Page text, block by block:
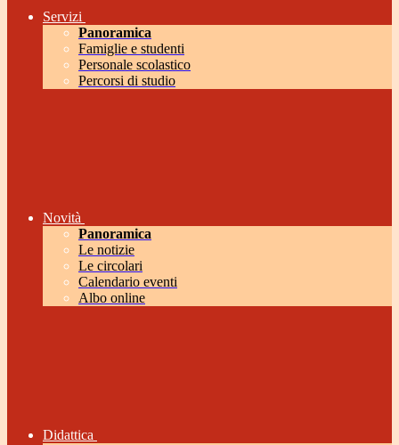
Servizi
Panoramica
Famiglie e studenti
Personale scolastico
Percorsi di studio
Novità
Panoramica
Le notizie
Le circolari
Calendario eventi
Albo online
Didattica